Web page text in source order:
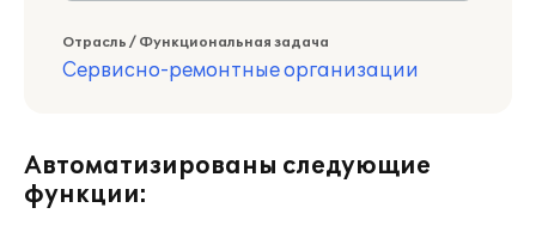
Отрасль / Функциональная задача
Сервисно-ремонтные организации
Автоматизированы следующие
функции: